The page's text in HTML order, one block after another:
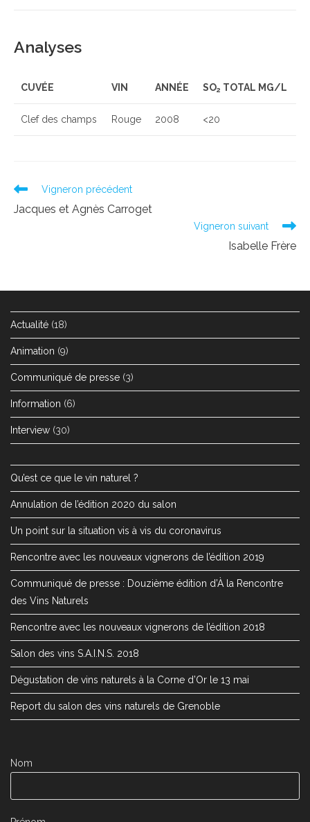
Analyses
CUVÉE VIN ANNÉE SO2 TOTAL MG/L
Clef des champs Rouge 2008 <20
Read
articles
Vigneron précédent
Jacques et Agnès Carroget
Vigneron suivant
Isabelle Frère
Actualité (18)
Animation (9)
Communiqué de presse (3)
Information (6)
Interview (30)
Qu’est ce que le vin naturel ?
Annulation de l’édition 2020 du salon
Un point sur la situation vis à vis du coronavirus
Rencontre avec les nouveaux vignerons de l’édition 2019
Communiqué de presse : Douzième édition d’À la Rencontre
des Vins Naturels
Rencontre avec les nouveaux vignerons de l’édition 2018
Salon des vins S.A.I.N.S. 2018
Dégustation de vins naturels à la Corne d’Or le 13 mai
Report du salon des vins naturels de Grenoble
Nom